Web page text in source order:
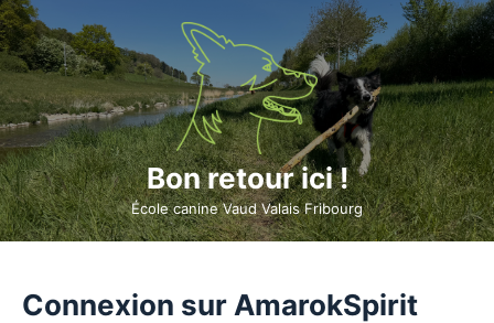
Connexion sur AmarokSpirit
Bon retour ici !
École canine Vaud Valais Fribourg